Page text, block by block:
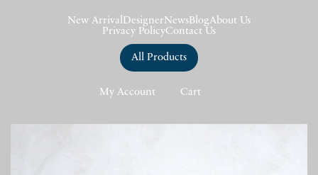
New Arrival DesignerNews BlogAbout Us
Privacy PolicyContact Us
All Products
My Account Cart